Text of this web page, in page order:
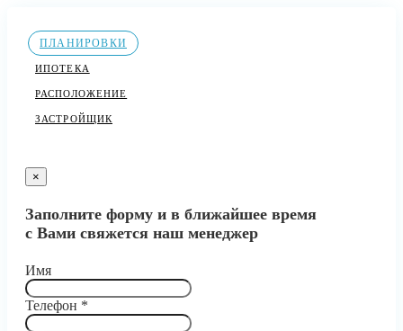
ПЛАНИРОВКИ
ИПОТЕКА
РАСПОЛОЖЕНИЕ
ЗАСТРОЙЩИК
×
Заполните форму и в ближайшее время
с Вами свяжется наш менеджер
Имя
Телефон *